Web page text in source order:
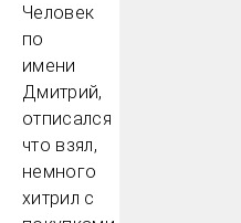
Человек
по
имени
Дмитрий,
отписался
что взял,
немного
хитрил с